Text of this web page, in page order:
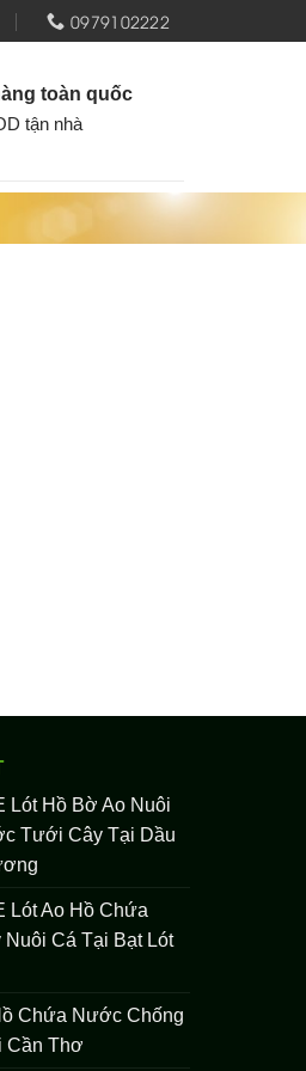
0979102222
toàn quốc
tận nhà
Lót Hồ Bờ Ao Nuôi
Tưới Cây Tại Dầu
Lót Ao Hồ Chứa
Cá Tại Bạt Lót
Chứa Nước Chống
Cần Thơ